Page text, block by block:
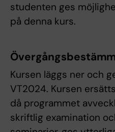
studenten ges
på denna kurs.
Kursen läggs ner och
VT2024. Kursen
då programmet
skriftlig examination